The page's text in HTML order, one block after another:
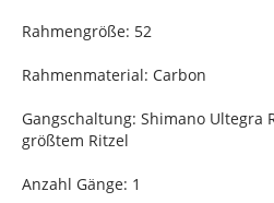
Rahmengröße: 52
Rahmenmaterial: Carbon
Gangschaltung: Shimano Ultegra
größtem Ritzel
Anzahl Gänge: 1